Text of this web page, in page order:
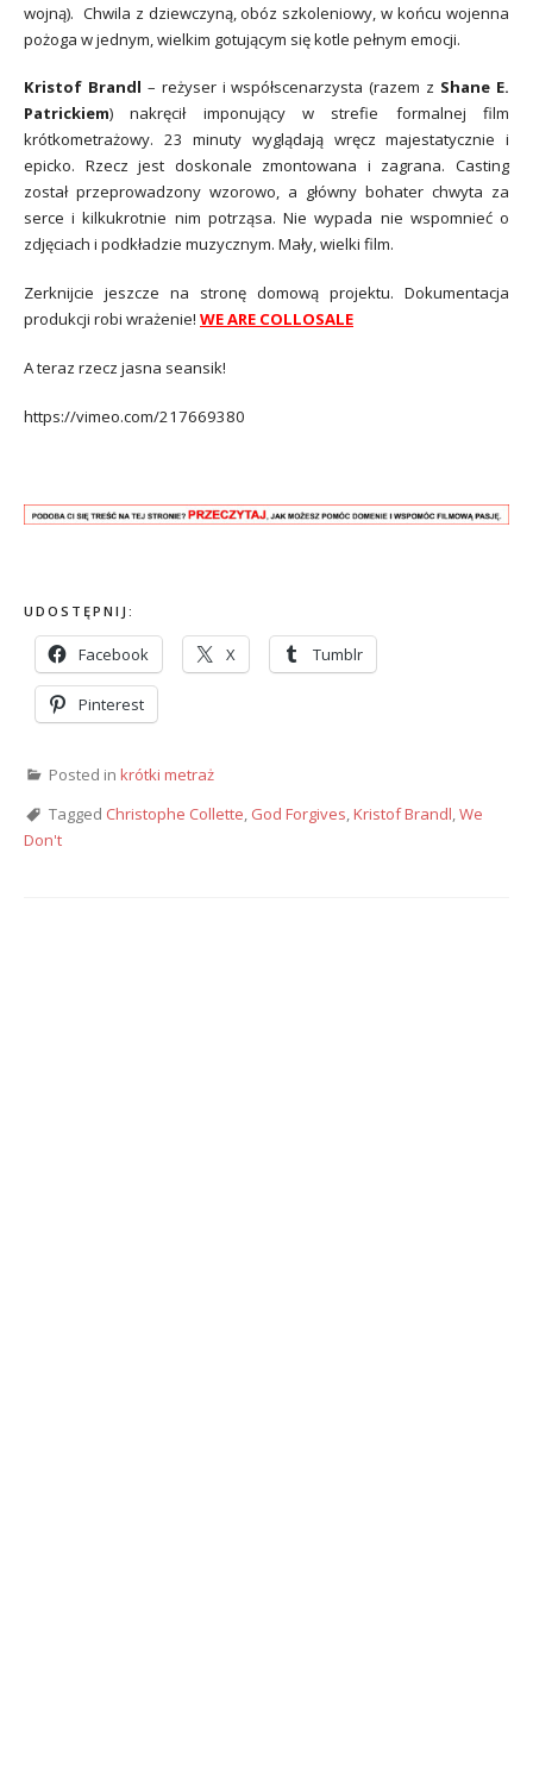
wojną). Chwila z dziewczyną, obóz szkoleniowy, w końcu wojenna
pożoga w jednym, wielkim gotującym się kotle pełnym emocji.
Kristof Brandl – reżyser i współscenarzysta (razem z Shane E.
Patrickiem) nakręcił imponujący w strefie formalnej film
krótkometrażowy. 23 minuty wyglądają wręcz majestatycznie i
epicko. Rzecz jest doskonale zmontowana i zagrana. Casting
został przeprowadzony wzorowo, a główny bohater chwyta za
serce i kilkukrotnie nim potrząsa. Nie wypada nie wspomnieć o
zdjęciach i podkładzie muzycznym. Mały, wielki film.
Zerknijcie jeszcze na stronę domową projektu. Dokumentacja
produkcji robi wrażenie! WE ARE COLLOSALE
A teraz rzecz jasna seansik!
https://vimeo.com/217669380
UDOSTĘPNIJ:
Facebook X Tumblr
Pinterest
Posted in krótki metraż
Tagged Christophe Collette, God Forgives,Kristof Brandl,We
Don't